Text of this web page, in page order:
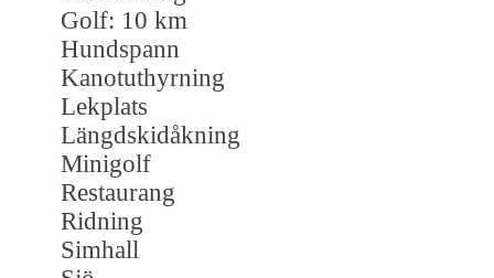
Golf: 10 km
Hundspann
Kanotuthyrning
Lekplats
Längdskidåkning
Minigolf
Restaurang
Ridning
Simhall